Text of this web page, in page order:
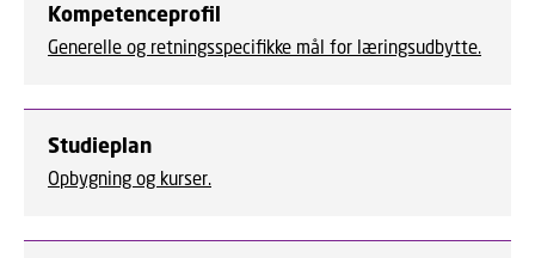
Kompetenceprofil
Generelle og retningsspecifikke mål for læringsudbytte.
Studieplan
Opbygning og kurser.